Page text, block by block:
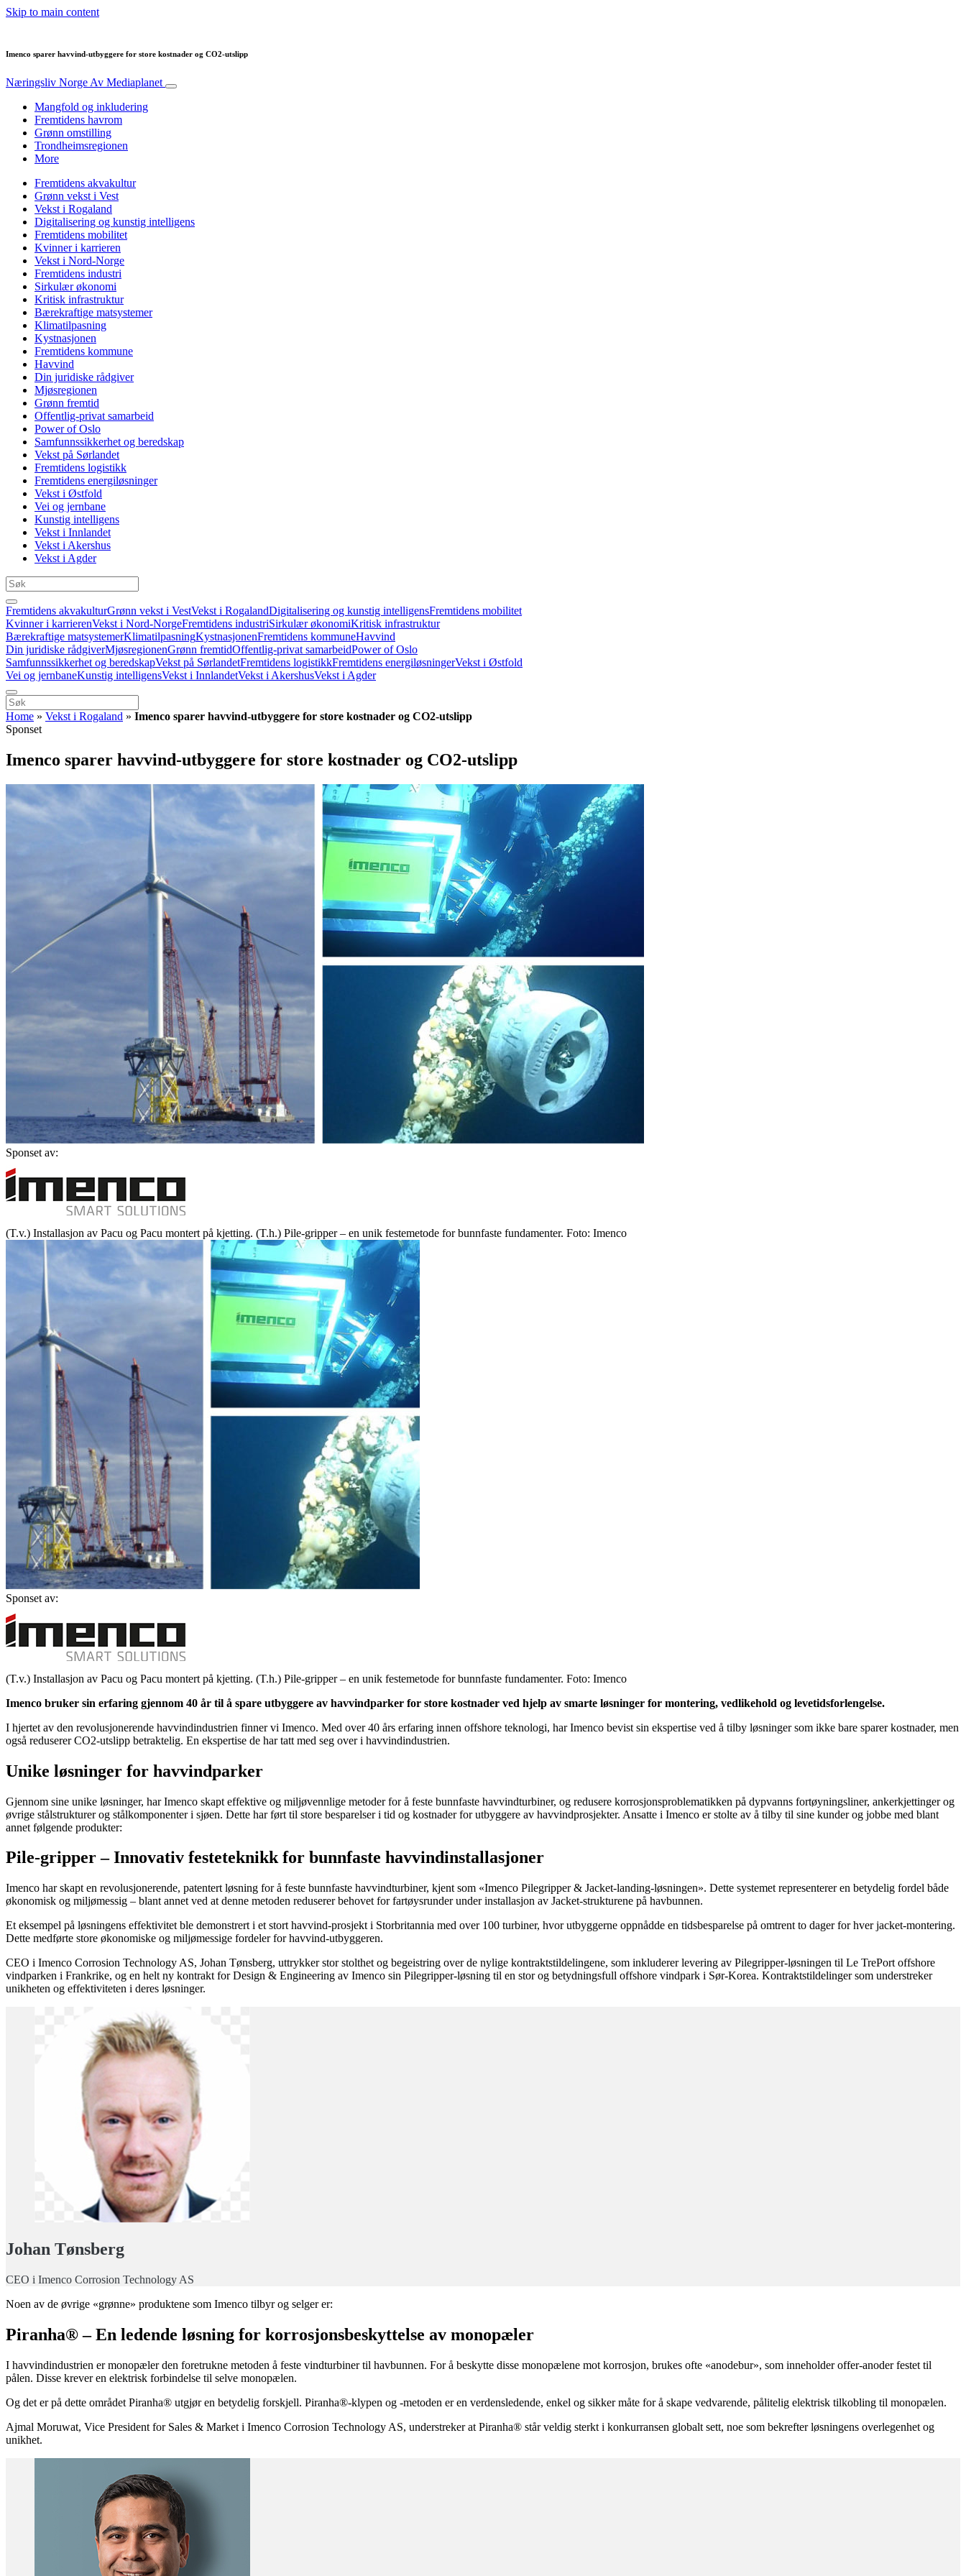
Skip to main content
Imenco sparer havvind-utbyggere for store kostnader og CO2-utslipp
Næringsliv Norge Av Mediaplanet
Mangfold og inkludering
Fremtidens havrom
Grønn omstilling
Trondheimsregionen
More
Fremtidens akvakultur
Grønn vekst i Vest
Vekst i Rogaland
Digitalisering og kunstig intelligens
Fremtidens mobilitet
Kvinner i karrieren
Vekst i Nord-Norge
Fremtidens industri
Sirkulær økonomi
Kritisk infrastruktur
Bærekraftige matsystemer
Klimatilpasning
Kystnasjonen
Fremtidens kommune
Havvind
Din juridiske rådgiver
Mjøsregionen
Grønn fremtid
Offentlig-privat samarbeid
Power of Oslo
Samfunnssikkerhet og beredskap
Vekst på Sørlandet
Fremtidens logistikk
Fremtidens energiløsninger
Vekst i Østfold
Vei og jernbane
Kunstig intelligens
Vekst i Innlandet
Vekst i Akershus
Vekst i Agder
Fremtidens akvakulturGrønn vekst i VestVekst i RogalandDigitalisering og kunstig intelligensFremtidens mobilitet
Kvinner i karrierenVekst i Nord-NorgeFremtidens industriSirkulær økonomiKritisk infrastruktur
Bærekraftige matsystemerKlimatilpasningKystnasjonenFremtidens kommuneHavvind
Din juridiske rådgiverMjøsregionenGrønn fremtidOffentlig-privat samarbeidPower of Oslo
Samfunnssikkerhet og beredskapVekst på SørlandetFremtidens logistikkFremtidens energiløsningerVekst i Østfold
Vei og jernbaneKunstig intelligensVekst i InnlandetVekst i AkershusVekst i Agder
Home » Vekst i Rogaland » Imenco sparer havvind-utbyggere for store kostnader og CO2-utslipp
Sponset
Imenco sparer havvind-utbyggere for store kostnader og CO2-utslipp
Sponset av:
(T.v.) Installasjon av Pacu og Pacu montert på kjetting. (T.h.) Pile-gripper – en unik festemetode for bunnfaste fundamenter. Foto: Imenco
Sponset av:
(T.v.) Installasjon av Pacu og Pacu montert på kjetting. (T.h.) Pile-gripper – en unik festemetode for bunnfaste fundamenter. Foto: Imenco
Imenco bruker sin erfaring gjennom 40 år til å spare utbyggere av havvindparker for store kostnader ved hjelp av smarte løsninger for montering, vedlikehold og levetidsforlengelse.
I hjertet av den revolusjonerende havvindindustrien finner vi Imenco. Med over 40 års erfaring innen offshore teknologi, har Imenco bevist sin ekspertise ved å tilby løsninger som ikke bare sparer kostnader, men
også reduserer CO2-utslipp betraktelig. En ekspertise de har tatt med seg over i havvindindustrien.
Unike løsninger for havvindparker
Gjennom sine unike løsninger, har Imenco skapt effektive og miljøvennlige metoder for å feste bunnfaste havvindturbiner, og redusere korrosjonsproblematikken på dypvanns fortøyningsliner, ankerkjettinger og
øvrige stålstrukturer og stålkomponenter i sjøen. Dette har ført til store besparelser i tid og kostnader for utbyggere av havvindprosjekter. Ansatte i Imenco er stolte av å tilby til sine kunder og jobbe med blant
annet følgende produkter:
Pile-gripper – Innovativ festeteknikk for bunnfaste havvindinstallasjoner
Imenco har skapt en revolusjonerende, patentert løsning for å feste bunnfaste havvindturbiner, kjent som «Imenco Pilegripper & Jacket-landing-løsningen». Dette systemet representerer en betydelig fordel både
økonomisk og miljømessig – blant annet ved at denne metoden reduserer behovet for fartøysrunder under installasjon av Jacket-strukturene på havbunnen.
Et eksempel på løsningens effektivitet ble demonstrert i et stort havvind-prosjekt i Storbritannia med over 100 turbiner, hvor utbyggerne oppnådde en tidsbesparelse på omtrent to dager for hver jacket-montering.
Dette medførte store økonomiske og miljømessige fordeler for havvind-utbyggeren.
CEO i Imenco Corrosion Technology AS, Johan Tønsberg, uttrykker stor stolthet og begeistring over de nylige kontraktstildelingene, som inkluderer levering av Pilegripper-løsningen til Le TrePort offshore
vindparken i Frankrike, og en helt ny kontrakt for Design & Engineering av Imenco sin Pilegripper-løsning til en stor og betydningsfull offshore vindpark i Sør-Korea. Kontraktstildelinger som understreker
unikheten og effektiviteten i deres løsninger.
Johan Tønsberg
CEO i Imenco Corrosion Technology AS
Noen av de øvrige «grønne» produktene som Imenco tilbyr og selger er:
Piranha® – En ledende løsning for korrosjonsbeskyttelse av monopæler
I havvindindustrien er monopæler den foretrukne metoden å feste vindturbiner til havbunnen. For å beskytte disse monopælene mot korrosjon, brukes ofte «anodebur», som inneholder offer-anoder festet til
pålen. Disse krever en elektrisk forbindelse til selve monopælen.
Og det er på dette området Piranha® utgjør en betydelig forskjell. Piranha®-klypen og -metoden er en verdensledende, enkel og sikker måte for å skape vedvarende, pålitelig elektrisk tilkobling til monopælen.
Ajmal Moruwat, Vice President for Sales & Market i Imenco Corrosion Technology AS, understreker at Piranha® står veldig sterkt i konkurransen globalt sett, noe som bekrefter løsningens overlegenhet og
unikhet.